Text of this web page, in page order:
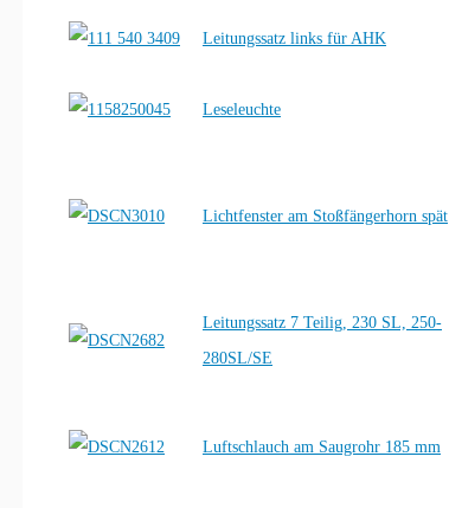
Leitungssatz links für AHK
Leseleuchte
Lichtfenster am Stoßfängerhorn spät
Leitungssatz 7 Teilig, 230 SL, 250-
280SL/SE
Luftschlauch am Saugrohr 185 mm